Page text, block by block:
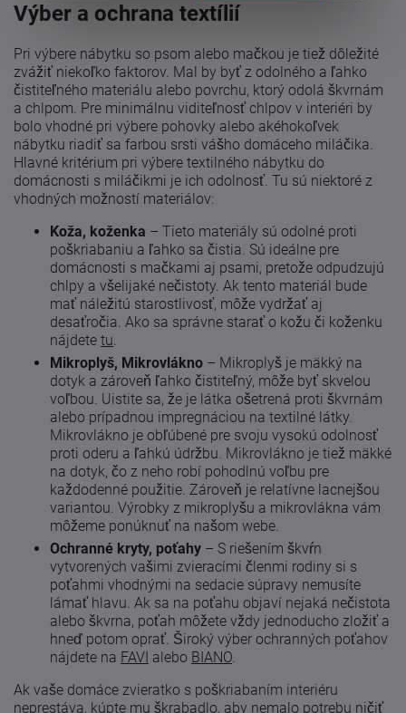
Výber a ochrana textílií
Pri výbere nábytku so psom alebo mačkou je tiež dôležité
zvážiť niekoľko faktorov. Mal by byť z odolného a ľahko
čistiteľného materiálu alebo povrchu, ktorý odolá škvrnám
a chlpom. Pre minimálnu viditeľnosť chlpov v interiéri by
bolo vhodné pri výbere pohovky alebo akéhokoľvek
nábytku riadiť sa farbou srsti vášho domáceho miláčika.
Hlavné kritérium pri výbere textilného nábytku do
domácnosti s miláčikmi je ich odolnosť. Tu sú niektoré z
vhodných možností materiálov:
Koža, koženka – Tieto materiály sú odolné proti
poškriabaniu a ľahko sa čistia. Sú ideálne pre
domácnosti s mačkami aj psami, pretože odpudzujú
chlpy a všelijaké nečistoty. Ak tento materiál bude
mať náležitú starostlivosť, môže vydržať aj
desaťročia. Ako sa správne starať o kožu či koženku
nájdete tu.
Mikroplyš, Mikrovlákno – Mikroplyš je mäkký na
dotyk a zároveň ľahko čistiteľný, môže byť skvelou
voľbou. Uistite sa, že je látka ošetrená proti škvrnám
alebo prípadnou impregnáciou na textilné látky.
Mikrovlákno je obľúbené pre svoju vysokú odolnosť
proti oderu a ľahkú údržbu. Mikrovlákno je tiež mäkké
na dotyk, čo z neho robí pohodlnú voľbu pre
každodenné použitie. Zároveň je relatívne lacnejšou
variantou. Výrobky z mikroplyšu a mikrovlákna vám
môžeme ponúknuť na našom webe.
Ochranné kryty, poťahy – S riešením škvŕn
vytvorených vašimi zvieracími členmi rodiny si s
poťahmi vhodnými na sedacie súpravy nemusíte
lámať hlavu. Ak sa na poťahu objaví nejaká nečistota
alebo škvrna, poťah môžete vždy jednoducho zložiť a
hneď potom oprať. Široký výber ochranných poťahov
nájdete na FAVI alebo BIANO.
Ak vaše domáce zvieratko s poškriabaním interiéru
neprestáva, kúpte mu škrabadlo, aby nemalo potrebu ničiť